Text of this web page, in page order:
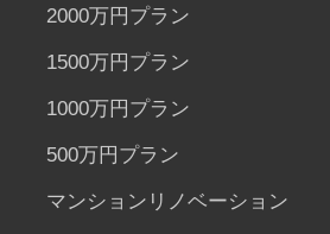
2000万円プラン
1500万円プラン
1000万円プラン
500万円プラン
マンションリノベーション